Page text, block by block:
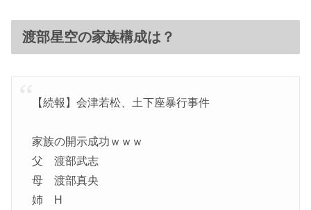
渡部星空の家族構成は？
【続報】会津若松、土下座暴行事件
家族の開示成功ｗｗｗ
父 渡部武志
母 渡部真央
姉 H